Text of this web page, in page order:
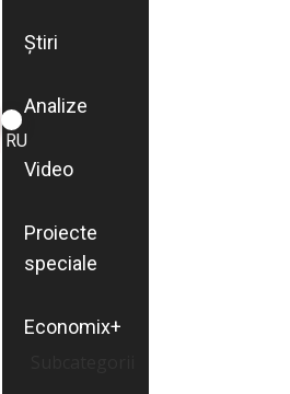
ROMÂNĂ
RU
Știri
Analize
Video
Proiecte
speciale
Economix+